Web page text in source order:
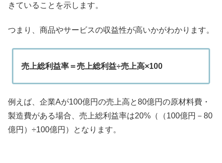
きていることを示します。
つまり、商品やサービスの収益性が高いかがわかります。
売上総利益率＝売上総利益÷売上高×100
例えば、企業Aが100億円の売上高と80億円の原材料費・
製造費がある場合、売上総利益率は20%（（100億円－80
億円）÷100億円）となります。